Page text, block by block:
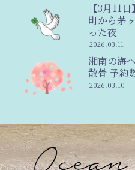
【3月11
町から茅
った夜
2026.03.11
湘南の海
散骨 予約
2026.03.10